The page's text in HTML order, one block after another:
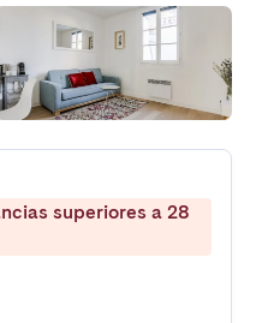
superiores a 28